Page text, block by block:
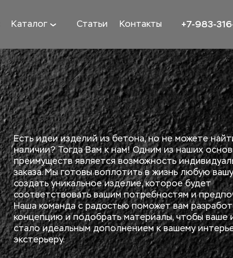
Каталог Статьи Контакты +7-983-
Есть идеи изделий из бетона, но не можете
наличии? Тогда Вам к нам! Одним из наших
преимуществ является возможность
заказа. Мы готовы воплотить в жизнь любую
создать уникальное изделие, которое будет
соответствовать вашим потребностям и
Наша команда с радостью поможет вам
концепцию и подобрать материалы, чтобы ваше
стало идеальным дополнением к вашему
экстерьеру.